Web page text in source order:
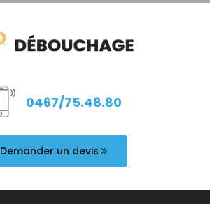
0467/75.48.80
Demander un devis